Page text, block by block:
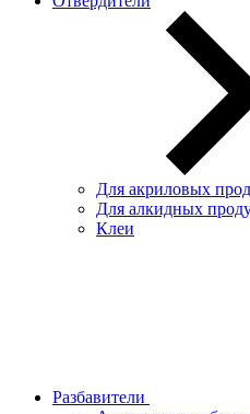
Для акриловых
Для алкидных
Клеи
Разбавители